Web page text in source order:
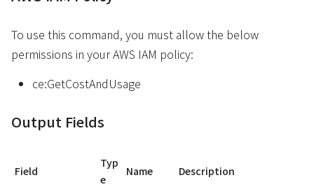
To use this command, you must allow the below
permissions in your AWS IAM policy:
ce:GetCostAndUsage
Output Fields
Field
Typ
e
Name Description